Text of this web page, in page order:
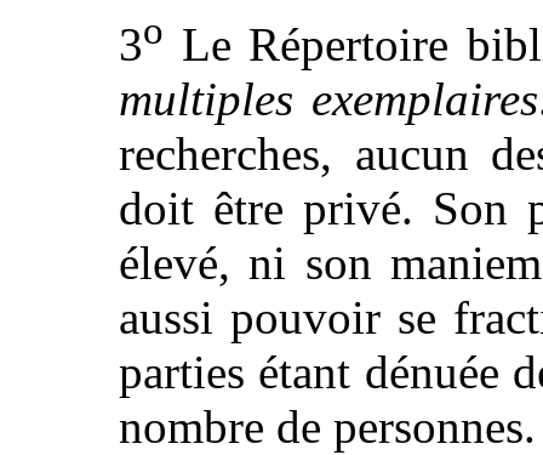
3o Le Répertoire
multiples exemplaires
recherches, aucun
doit être privé. Son
élevé, ni son
aussi pouvoir se
parties étant dénuée
nombre de personnes.